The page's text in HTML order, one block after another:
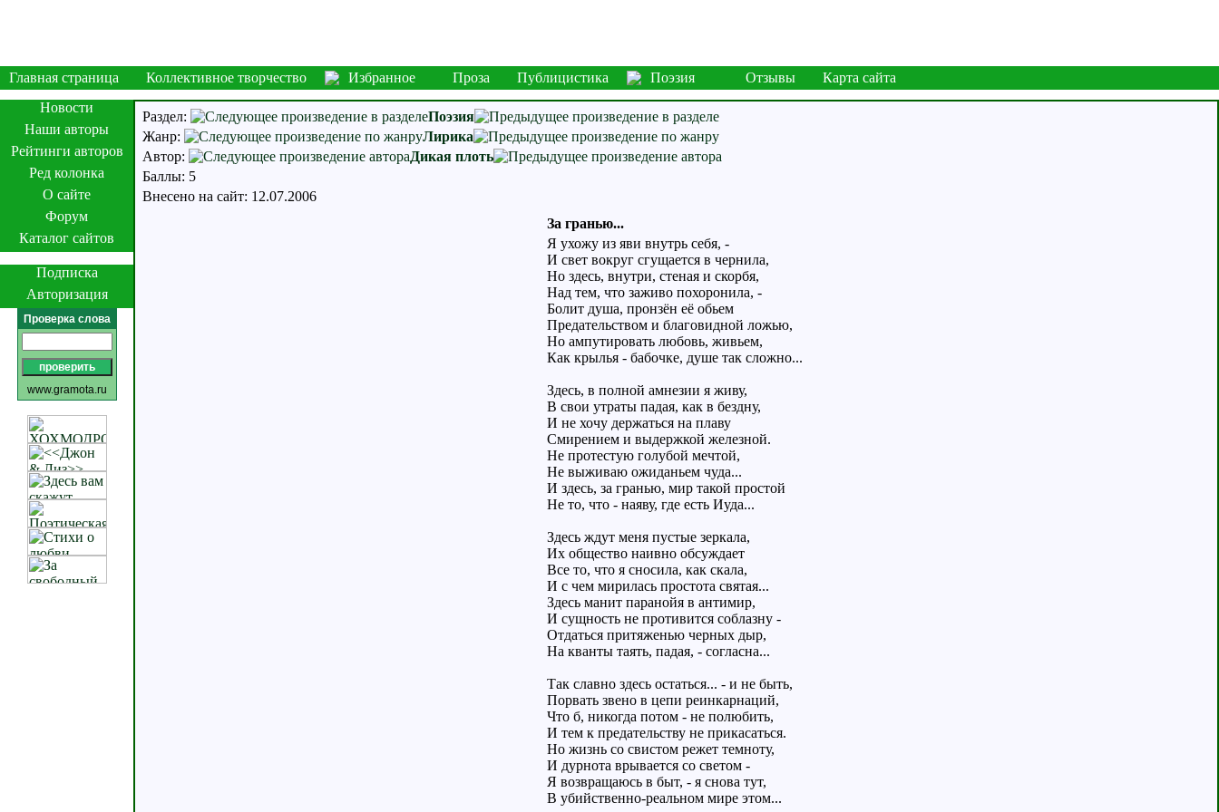
Главная страница Коллективное творчество Избранное Проза Публицистика Поэзия Отзывы
Карта сайта
Новости
Наши авторы
Рейтинги авторов
Ред колонка
О сайте
Форум
Каталог сайтов
Подписка
Авторизация
Проверка слова
www.gramota.ru
Раздел:
Поэзия
Жанр:
Лирика
Автор:
Дикая плоть
Баллы: 5
Внесено на сайт: 12.07.2006
За гранью...
Я ухожу из яви внутрь себя, -
И свет вокруг сгущается в чернила,
Но здесь, внутри, стеная и скорбя,
Над тем, что заживо похоронила, -
Болит душа, пронзён её обьем
Предательством и благовидной ложью,
Но ампутировать любовь, живьем,
Как крылья - бабочке, душе так сложно...
Здесь, в полной амнезии я живу,
В свои утраты падая, как в бездну,
И не хочу держаться на плаву
Смирением и выдержкой железной.
Не протестую голубой мечтой,
Не выживаю ожиданьем чуда...
И здесь, за гранью, мир такой простой
Не то, что - наяву, где есть Иуда...
Здесь ждут меня пустые зеркала,
Их общество наивно обсуждает
Все то, что я сносила, как скала,
И с чем мирилась простота святая...
Здесь манит паранойя в антимир,
И сущность не противится соблазну -
Отдаться притяженью черных дыр,
На кванты таять, падая, - согласна...
Так славно здесь остаться... - и не быть,
Порвать звено в цепи реинкарнаций,
Что б, никогда потом - не полюбить,
И тем к предательству не прикасаться.
Но жизнь со свистом режет темноту,
И дурнота врывается со светом -
Я возвращаюсь в быт, - я снова тут,
В убийственно-реальном мире этом...